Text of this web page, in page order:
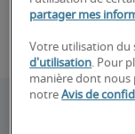
partager mes
Votre utilisation du
d'utilisation. Pour
manière dont nous
notreAvis de